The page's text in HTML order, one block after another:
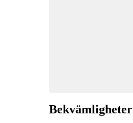
Bekvämligheter